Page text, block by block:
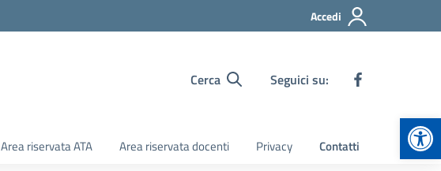
Accedi
Cerca Seguici su:
Area riservata ATA Area riservata docenti Privacy Contatti